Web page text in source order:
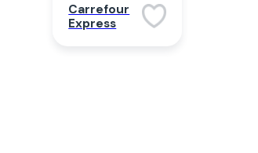
Carrefour
Express